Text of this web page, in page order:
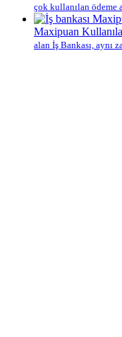
çok kullanılan ödeme
Maxipuan
alan İş Bankası, aynı